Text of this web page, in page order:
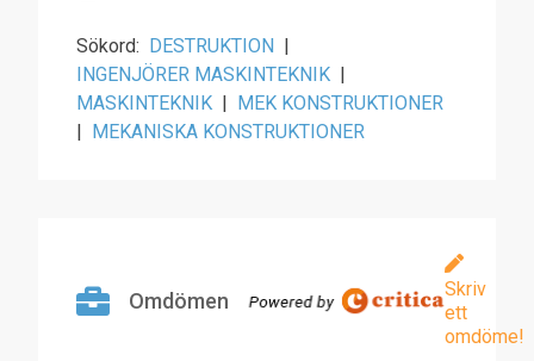
Sökord: DESTRUKTION |
INGENJÖRER MASKINTEKNIK |
MASKINTEKNIK | MEK KONSTRUKTIONER
| MEKANISKA KONSTRUKTIONER
Omdömen
Skriv
ett
omdöme!